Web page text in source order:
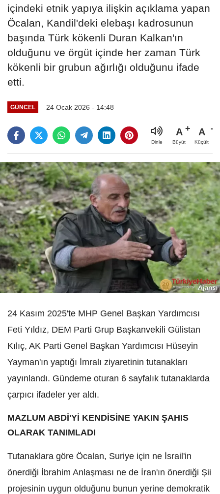
içindeki etnik yapıya ilişkin açıklama yapan
Öcalan, Kandil'deki elebaşı kadrosunun
başında Türk kökenli Duran Kalkan'ın
olduğunu ve örgüt içinde her zaman Türk
kökenli bir grubun ağırlığı olduğunu ifade
etti.
GÜNCEL 24 Ocak 2026 - 14:48
Dinle
A
Büyüt
A
Küçült
24 Kasım 2025'te MHP Genel Başkan Yardımcısı
Feti Yıldız, DEM Parti Grup Başkanvekili Gülistan
Kılıç, AK Parti Genel Başkan Yardımcısı Hüseyin
Yayman'ın yaptığı İmralı ziyaretinin tutanakları
yayınlandı. Gündeme oturan 6 sayfalık tutanaklarda
çarpıcı ifadeler yer aldı.
MAZLUM ABDİ'Yİ KENDİSİNE YAKIN ŞAHIS
OLARAK TANIMLADI
Tutanaklara göre Öcalan, Suriye için ne İsrail'in
önerdiği İbrahim Anlaşması ne de İran'ın önerdiği Şii
projesinin uygun olduğunu bunun yerine demokratik